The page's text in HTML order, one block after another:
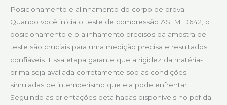
Posicionamento e alinhamento do corpo de prova
Quando você inicia o teste de compressão ASTM D642, o
posicionamento e o alinhamento precisos da amostra de
teste são cruciais para uma medição precisa e resultados
confiáveis. Essa etapa garante que a rigidez da matéria-
prima seja avaliada corretamente sob as condições
simuladas de intemperismo que ela pode enfrentar.
Seguindo as orientações detalhadas disponíveis no pdf da